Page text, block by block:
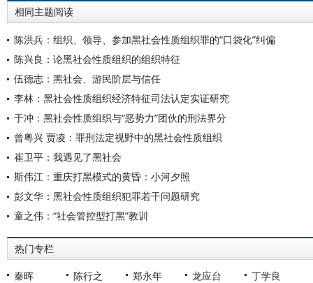
相同主题阅读
陈洪兵：组织、领导、参加黑社会性质组织罪的“口袋化”纠偏
陈兴良：论黑社会性质组织的组织特征
伍德志：黑社会、游民阶层与信任
李林：黑社会性质组织经济特征司法认定实证研究
于冲：黑社会性质组织与“恶势力”团伙的刑法界分
曾粤兴 贾凌：罪刑法定视野中的黑社会性质组织
崔卫平：我遇见了黑社会
斯伟江：重庆打黑模式的黄昏：小河夕照
彭文华：黑社会性质组织犯罪若干问题研究
童之伟：“社会管控型打黑”教训
热门专栏
秦晖 陈行之 郑永年 龙应台
丁学良